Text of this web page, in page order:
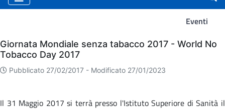
Eventi
Eventi
Giornata Mondiale senza tabacco 2017 - World No
Tobacco Day 2017
Pubblicato 27/02/2017 - Modificato 27/01/2023
Il 31 Maggio 2017 si terrà presso l'Istituto Superiore di Sanità il